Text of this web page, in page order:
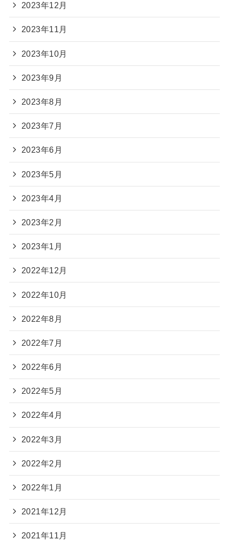
2023年12月
2023年11月
2023年10月
2023年9月
2023年8月
2023年7月
2023年6月
2023年5月
2023年4月
2023年2月
2023年1月
2022年12月
2022年10月
2022年8月
2022年7月
2022年6月
2022年5月
2022年4月
2022年3月
2022年2月
2022年1月
2021年12月
2021年11月